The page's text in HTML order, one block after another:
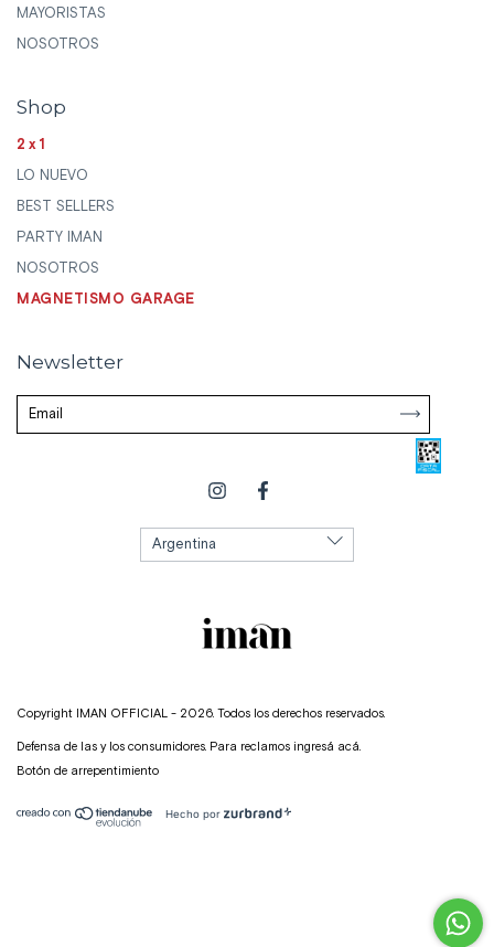
MAYORISTAS
NOSOTROS
Shop
2x1
LO NUEVO
BEST SELLERS
PARTY IMAN
NOSOTROS
MAGNETISMO GARAGE
Newsletter
Copyright IMAN OFFICIAL - 2026. Todos los derechos reservados.
Defensa de las y los consumidores. Para reclamos ingresá acá.
Botón de arrepentimiento
Hecho por